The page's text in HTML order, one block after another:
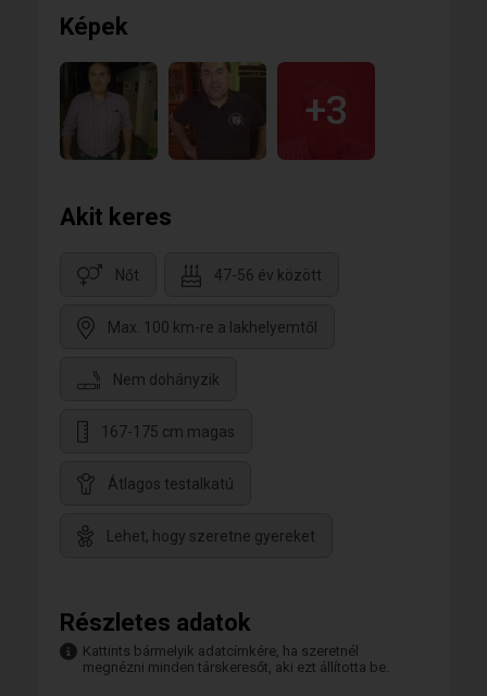
Képek
+3
Akit keres
Nőt 47-56 év között
Max. 100 km-re a lakhelyemtől
Nem dohányzik
167-175 cm magas
Átlagos testalkatú
Lehet, hogy szeretne gyereket
Részletes adatok
Kattints bármelyik adatcímkére, ha szeretnél
megnézni minden társkeresőt, aki ezt állította be.